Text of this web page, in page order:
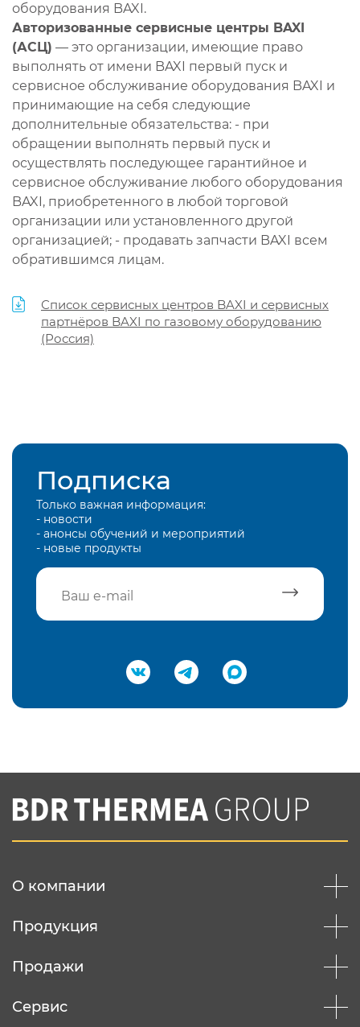
оборудования BAXI.
Авторизованные сервисные центры BAXI
(АСЦ) — это организации, имеющие право
выполнять от имени BAXI первый пуск и
сервисное обслуживание оборудования BAXI и
принимающие на себя следующие
дополнительные обязательства: - при
обращении выполнять первый пуск и
осуществлять последующее гарантийное и
сервисное обслуживание любого оборудования
BAXI, приобретенного в любой торговой
организации или установленного другой
организацией; - продавать запчасти BAXI всем
обратившимся лицам.
Список сервисных центров BAXI и сервисных
партнёров BAXI по газовому оборудованию
(Россия)
Подписка
Только важная информация:
- новости
- анонсы обучений и мероприятий
- новые продукты
Подтвердить e-mail
Вы соглашаетесь с нашей политикой
конфеденциальности
О компании
Продукция
Продажи
Сервис